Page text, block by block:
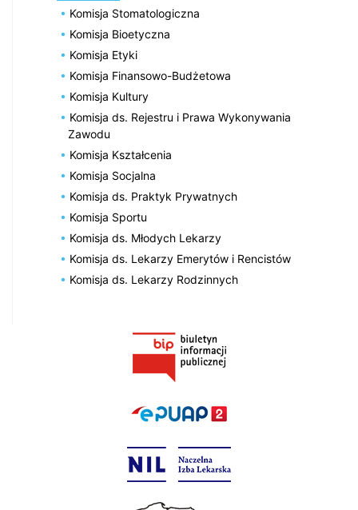
Komisja Stomatologiczna
Komisja Bioetyczna
Komisja Etyki
Komisja Finansowo-Budżetowa
Komisja Kultury
Komisja ds. Rejestru i Prawa Wykonywania
Zawodu
Komisja Kształcenia
Komisja Socjalna
Komisja ds. Praktyk Prywatnych
Komisja Sportu
Komisja ds. Młodych Lekarzy
Komisja ds. Lekarzy Emerytów i Rencistów
Komisja ds. Lekarzy Rodzinnych